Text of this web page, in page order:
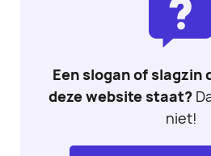
Een slogan of slagzin
deze website staat?
niet!